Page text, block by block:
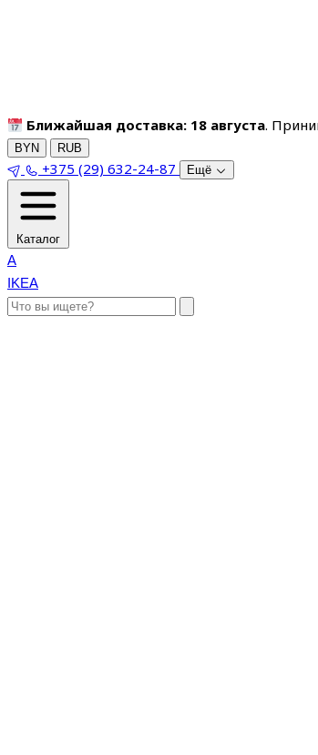
Ближайшая доставка: 18 августа.
BYN RUB
+375 (29) 632-24-87 Ещё
Каталог
A
IKEA